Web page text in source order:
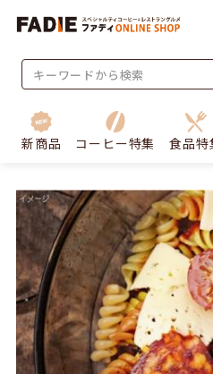
新商品 コーヒー特集 食品特